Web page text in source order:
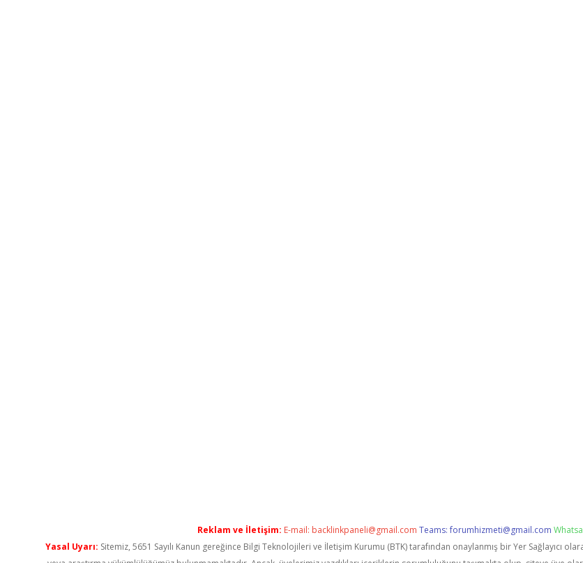
Reklam ve İletişim: E-mail: backlinkpaneli@gmail.com Teams:forumhizmeti@gmail.com
Yasal Uyarı: Sitemiz, 5651 Sayılı Kanun gereğince Bilgi Teknolojileri ve İletişim Kurumu (BTK) tarafından onaylanmış bir Yer